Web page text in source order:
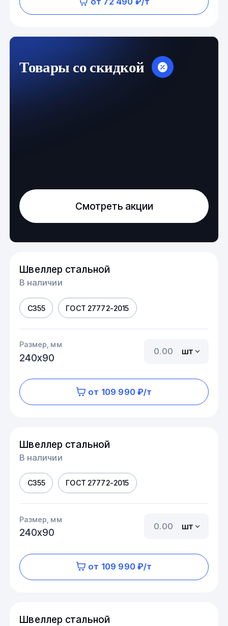
Товары со скидкой
Смотреть акции
Швеллер стальной
В наличии
С355 ГОСТ 27772-2015
Размер, мм
240х90
шт
от 109 990 ₽/т
Швеллер стальной
В наличии
С355 ГОСТ 27772-2015
Размер, мм
240х90
шт
от 109 990 ₽/т
Швеллер стальной